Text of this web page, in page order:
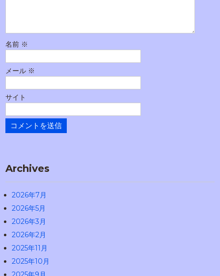
名前 ※
メール ※
サイト
Archives
2026年7月
2026年5月
2026年3月
2026年2月
2025年11月
2025年10月